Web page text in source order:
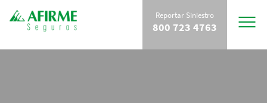
Toggle
Reportar Siniestro
800 723 4763